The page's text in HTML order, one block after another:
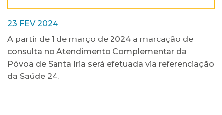
23 FEV 2024
A partir de 1 de março de 2024 a marcação de
consulta no Atendimento Complementar da
Póvoa de Santa Iria será efetuada via referenciação
da Saúde 24.